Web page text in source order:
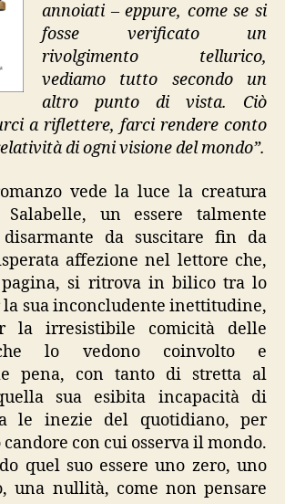
annoiati – eppure, come se si
fosse verificato un
rivolgimento tellurico,
vediamo tutto secondo un
altro punto di vista. Ciò
a riflettere, farci rendere conto
di ogni visione del mondo”.
vede la luce la creatura
un essere talmente
da suscitare fin da
affezione nel lettore che,
pagina, si ritrova in bilico tra lo
la sua inconcludente inettitudine,
la irresistibile comicità delle
lo vedono coinvolto e
pena, con tanto di stretta al
sua esibita incapacità di
le inezie del quotidiano, per
con cui osserva il mondo.
quel suo essere uno zero, uno
una nullità, come non pensare